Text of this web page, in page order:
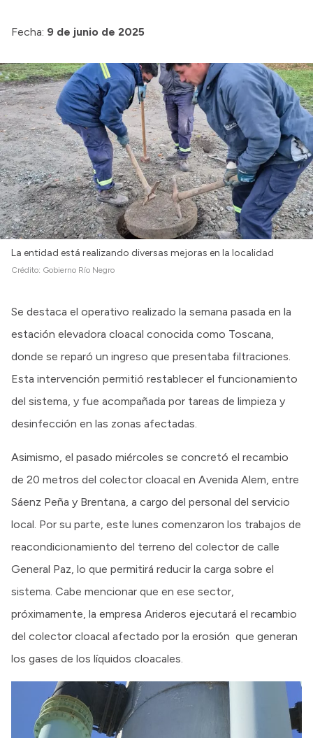
Login
Fecha: 9 de junio de 2025
La entidad está realizando diversas mejoras en la localidad
Crédito: Gobierno Río Negro
Se destaca el operativo realizado la semana pasada en la
estación elevadora cloacal conocida como Toscana,
donde se reparó un ingreso que presentaba filtraciones.
Esta intervención permitió restablecer el funcionamiento
del sistema, y fue acompañada por tareas de limpieza y
desinfección en las zonas afectadas.
Asimismo, el pasado miércoles se concretó el recambio
de 20 metros del colector cloacal en Avenida Alem, entre
Sáenz Peña y Brentana, a cargo del personal del servicio
local. Por su parte, este lunes comenzaron los trabajos de
reacondicionamiento del terreno del colector de calle
General Paz, lo que permitirá reducir la carga sobre el
sistema. Cabe mencionar que en ese sector,
próximamente, la empresa Arideros ejecutará el recambio
del colector cloacal afectado por la erosión que generan
los gases de los líquidos cloacales.